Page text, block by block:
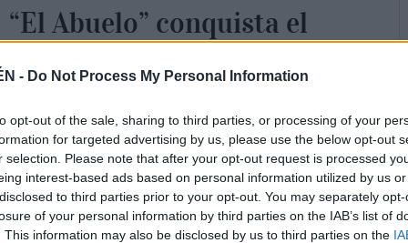
- Do Not Process My Personal Information
opt-out of the sale, sharing to third parties, or processing of your
for targeted advertising by us, please use the below opt-out
selection. Please note that after your opt-out request is processed
interest-based ads based on personal information utilized by us
to third parties prior to your opt-out. You may separately
of your personal information by third parties on the IAB’s list of
This information may also be disclosed by us to third parties on the
“El Abuelo” conquista el
Alas dos de la madrugada comenzaba el especial Nuestro Padre
Jesús Nazareno “El Abuelo” con los sones